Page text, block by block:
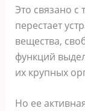
Это связано с
перестает
вещества,
функций
их крупных
Но ее